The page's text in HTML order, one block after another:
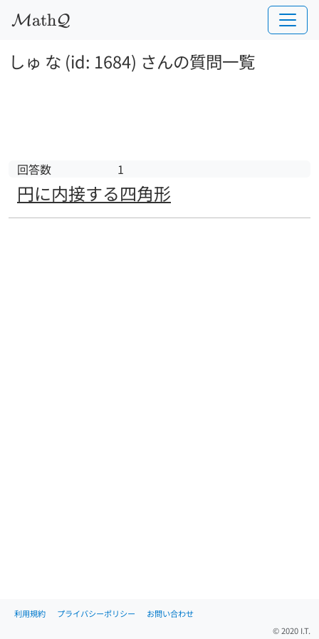
MathQ
しゅ な (id: 1684) さんの質問一覧
回答数 1
円に内接する四角形
利用規約 プライバシーポリシー
お問い合わせ
© 2020 I.T.